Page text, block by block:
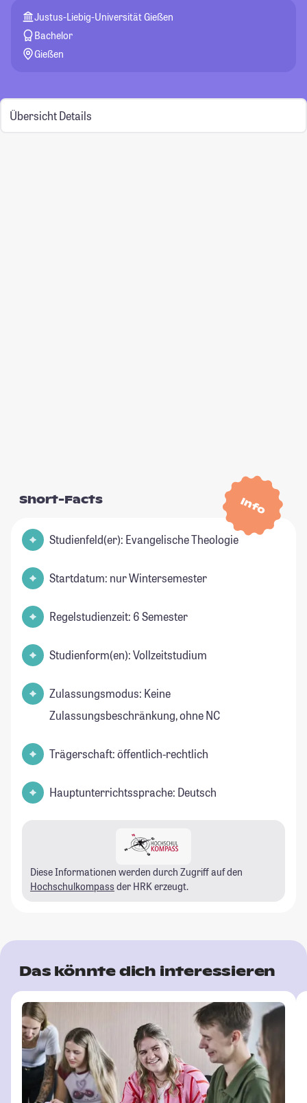
Justus-Liebig-Universität Gießen
Bachelor
Gießen
Übersicht Details
Info
Short-Facts
Studienfeld(er): Evangelische Theologie
Startdatum: nur Wintersemester
Regelstudienzeit: 6 Semester
Studienform(en): Vollzeitstudium
Zulassungsmodus: Keine
Zulassungsbeschränkung, ohne NC
Trägerschaft: öffentlich-rechtlich
Hauptunterrichtssprache: Deutsch
Diese Informationen werden durch Zugriff auf den
Hochschulkompass der HRK erzeugt.
Das könnte dich interessieren